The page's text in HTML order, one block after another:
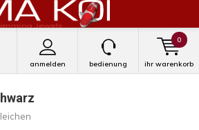
anmelden bedienung ihr warenkorb
0